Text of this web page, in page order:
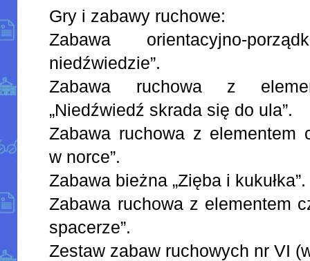
Gry i zabawy ruchowe:
Zabawa orientacyjno-
niedźwiedzie”.
Zabawa ruchowa z
„Niedźwiedź skrada się do ula”.
Zabawa ruchowa z elementem
w norce”.
Zabawa bieżna „Zięba i kukułka”.
Zabawa ruchowa z elementem
spacerze”.
Zestaw zabaw ruchowych nr VI